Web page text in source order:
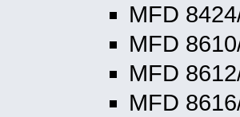
MFD
MFD
MFD
MFD